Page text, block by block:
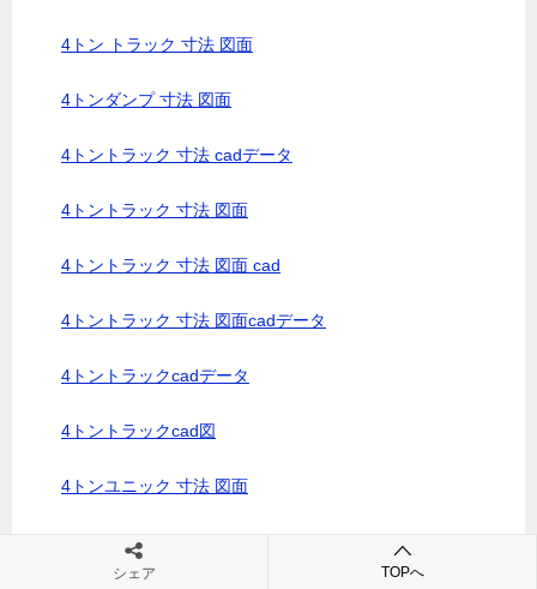
4トン トラック 寸法 図面
4トンダンプ 寸法 図面
4トントラック 寸法 cadデータ
4トントラック 寸法 図面
4トントラック 寸法 図面 cad
4トントラック 寸法 図面cadデータ
4トントラックcadデータ
4トントラックcad図
4トンユニック 寸法 図面
4トンユニックCADデータ
シェア TOPへ